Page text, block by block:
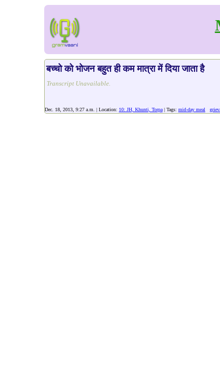
बच्चो को भोजन बहुत ही कम मात्रा में दिया जाता है
Transcript Unavailable.
Dec. 18, 2013, 9:27 a.m. | Location: 10: JH, Khunti, Torpa | Tags: mid-day meal